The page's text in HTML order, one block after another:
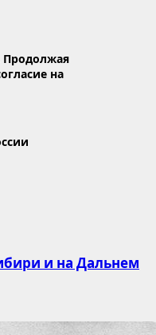
Продолжая
на
и на Дальнем